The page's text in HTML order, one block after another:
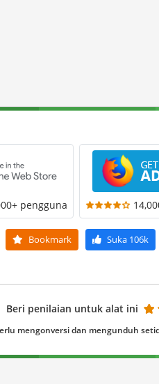
pengguna
Bookmark Suka 106k
Beri penilaian untuk alat ini
mengonversi dan mengunduh